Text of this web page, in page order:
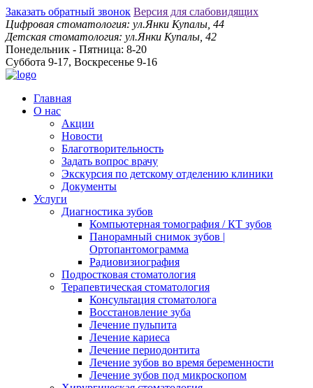
Заказать обратный звонок Версия для слабовидящих
Цифровая стоматология: ул.Янки Купалы, 44
Детская стоматология: ул.Янки Купалы, 42
Понедельник - Пятница: 8-20
Суббота 9-17, Воскресенье 9-16
Главная
О нас
Акции
Новости
Благотворительность
Задать вопрос врачу
Экскурсия по детскому отделению клиники
Документы
Услуги
Диагностика зубов
Компьютерная томография / КТ зубов
Панорамный снимок зубов |
Ортопантомограмма
Радиовизиография
Подростковая стоматология
Терапевтическая стоматология
Консультация стоматолога
Восстановление зуба
Лечение пульпита
Лечение кариеса
Лечение периодонтита
Лечение зубов во время беременности
Лечение зубов под микроскопом